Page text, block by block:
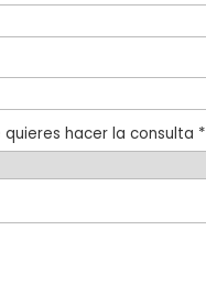
hacer la consulta *